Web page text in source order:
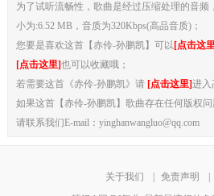
为了试听流畅性，歌曲是经过压缩处理的音频
小为:6.52 MB，音质为320Kbps(高品音质)；
您要是喜欢这首【赤伶-孙鹏凯】可以 [点击这
[点击这里]也可以收藏哦；
若需要这首《赤伶-孙鹏凯》请 [点击这里]进入
如果这首【赤伶-孙鹏凯】歌曲存在任何版权问
请联系我们E-mail：yinghanwangluo@qq.com
关于我们 免责声明